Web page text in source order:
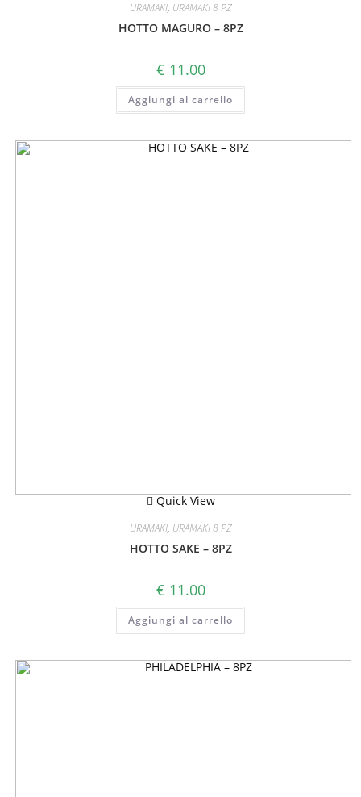
URAMAKI, URAMAKI 8 PZ
HOTTO MAGURO – 8PZ
€ 11.00
Aggiungi al carrello
Quick View
URAMAKI, URAMAKI 8 PZ
HOTTO SAKE – 8PZ
€ 11.00
Aggiungi al carrello